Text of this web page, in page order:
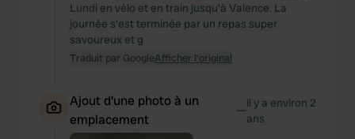
Lundi en vélo et en train jusqu'à Valence. La
journée s'est terminée par un repas super
savoureux et g
Traduit par GoogleAfficher l'original
Ajout d'une photo à un
emplacement
—il y a environ 2
ans